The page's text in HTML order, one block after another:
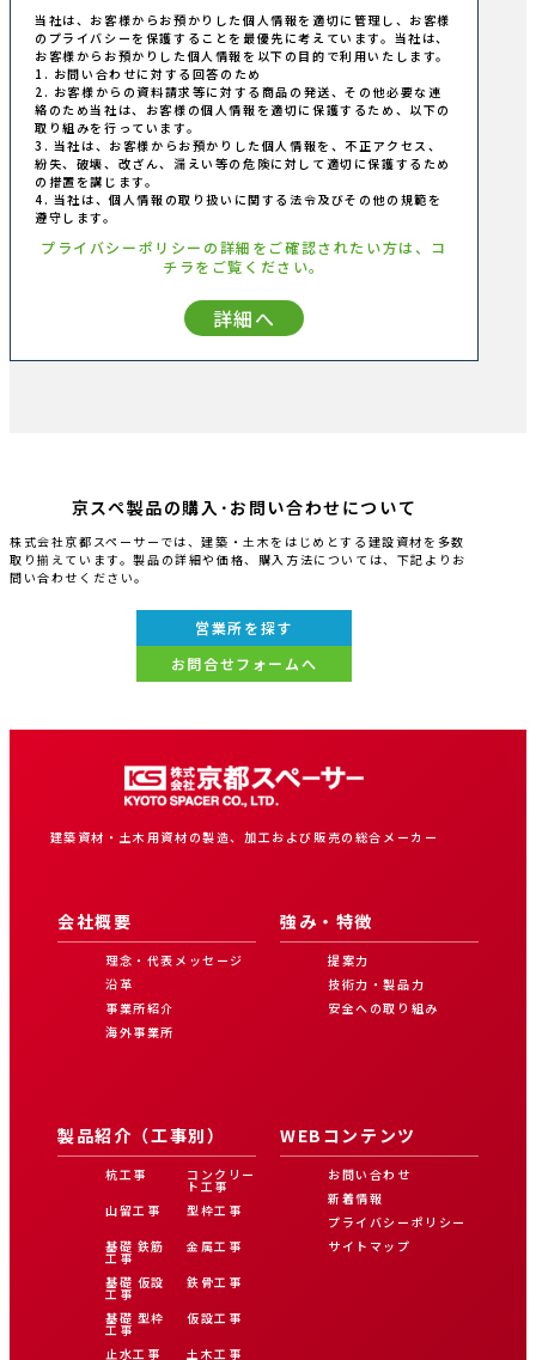
当社は、お客様からお預かりした個人情報を適切に管理し、お客様
のプライバシーを保護することを最優先に考えています。当社は、
お客様からお預かりした個人情報を以下の目的で利用いたします。
1. お問い合わせに対する回答のため
2. お客様からの資料請求等に対する商品の発送、その他必要な連
絡のため当社は、お客様の個人情報を適切に保護するため、以下の
取り組みを行っています。
3. 当社は、お客様からお預かりした個人情報を、不正アクセス、
紛失、破壊、改ざん、漏えい等の危険に対して適切に保護するため
の措置を講じます。
4. 当社は、個人情報の取り扱いに関する法令及びその他の規範を
遵守します。
プライバシーポリシーの詳細をご確認されたい方は、コ
チラをご覧ください。
詳細へ
京スペ製品の購入･お問い合わせについて
株式会社京都スペーサーでは、建築・土木をはじめとする建設資材を多数
取り揃えています。製品の詳細や価格、購入方法については、下記よりお
問い合わせください。
営業所を探す
お問合せフォームへ
建築資材・土木用資材の製造、加工および販売の総合メーカー
会社概要
理念・代表メッセージ
沿革
事業所紹介
海外事業所
強み・特徴
提案力
技術力・製品力
安全への取り組み
製品紹介（工事別）
杭工事
山留工事
基礎 鉄筋
工事
基礎 仮設
工事
基礎 型枠
工事
止水工事
コンクリー
ト工事
型枠工事
金属工事
鉄骨工事
仮設工事
土木工事
WEBコンテンツ
お問い合わせ
新着情報
プライバシーポリシー
サイトマップ